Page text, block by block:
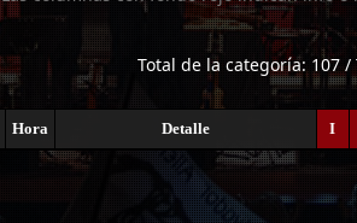
Total de la categoría: 107
Hora Detalle I